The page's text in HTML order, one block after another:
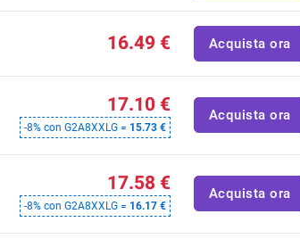
16.49 € Acquista ora
17.10 €
-8% con G2A8XXLG = 15.73 €
Acquista ora
17.58 €
-8% con G2A8XXLG = 16.17 €
Acquista ora